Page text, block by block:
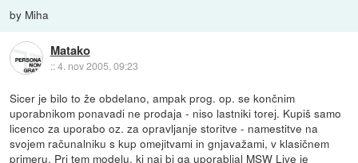
by Miha
Matako
::4. nov 2005, 09:23
Sicer je bilo to že obdelano, ampak prog. op. se končnim
uporabnikom ponavadi ne prodaja - niso lastniki torej. Kupiš samo
licenco za uporabo oz. za opravljanje storitve - namestitve na
svojem računalniku s kup omejitvami in gnjavažami, v klasičnem
primeru. Pri tem modelu, ki naj bi ga uporabljal MSW Live je